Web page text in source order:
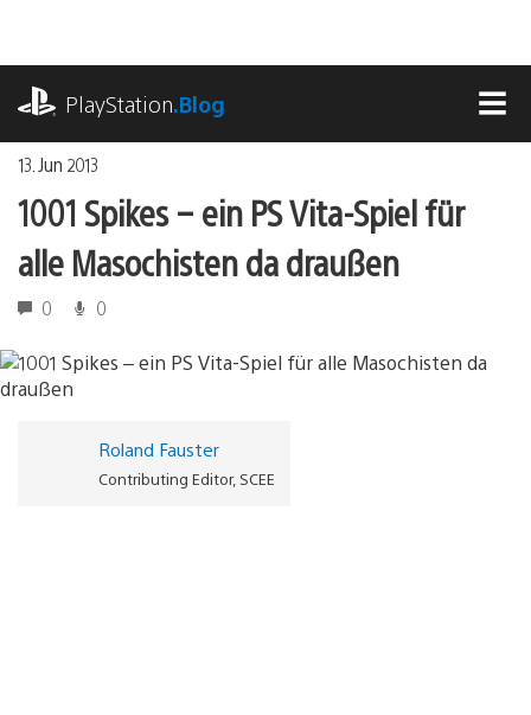
springen
PlayStation.Blog
13. Jun 2013
1001 Spikes – ein PS Vita-Spiel für
alle Masochisten da draußen
0 0
Roland Fauster
Contributing Editor, SCEE